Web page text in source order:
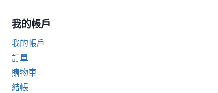
我的帳戶
我的帳戶
訂單
購物車
結帳